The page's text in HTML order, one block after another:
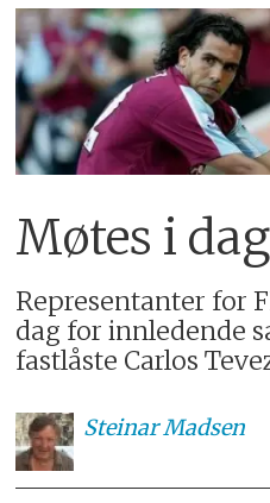
Møtes i dag
Representanter for
dag for innledende
fastlåste Carlos
SteinarMadsen